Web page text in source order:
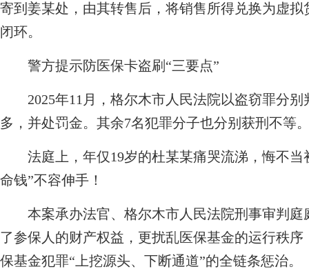
寄到姜某处，由其转售后，将销售所得兑换为虚拟
闭环。
警方提示防医保卡盗刷“三要点”
2025年11月，格尔木市人民法院以盗窃罪分别
多，并处罚金。其余7名犯罪分子也分别获刑不等
法庭上，年仅19岁的杜某某痛哭流涕，悔不当
命钱”不容伸手！
本案承办法官、格尔木市人民法院刑事审判庭
了参保人的财产权益，更扰乱医保基金的运行秩
保基金犯罪“上挖源头、下断通道”的全链条惩治。